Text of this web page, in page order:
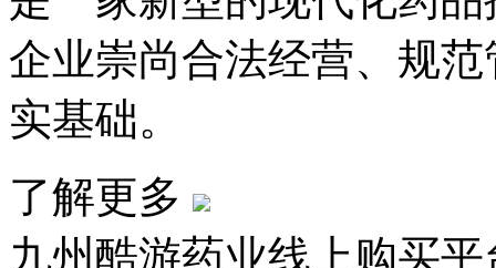
企业崇尚合法经营、规
实基础。
了解更多
九州酷游药业线上购买平